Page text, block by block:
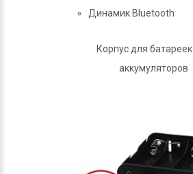
Динамик Bluetooth
Корпус для
аккумуляторов